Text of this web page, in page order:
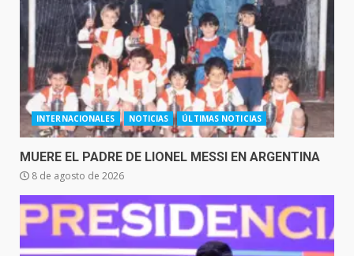
INTERNACIONALES NOTICIAS ÚLTIMAS NOTICIAS
MUERE EL PADRE DE LIONEL MESSI EN ARGENTINA
8 de agosto de 2026